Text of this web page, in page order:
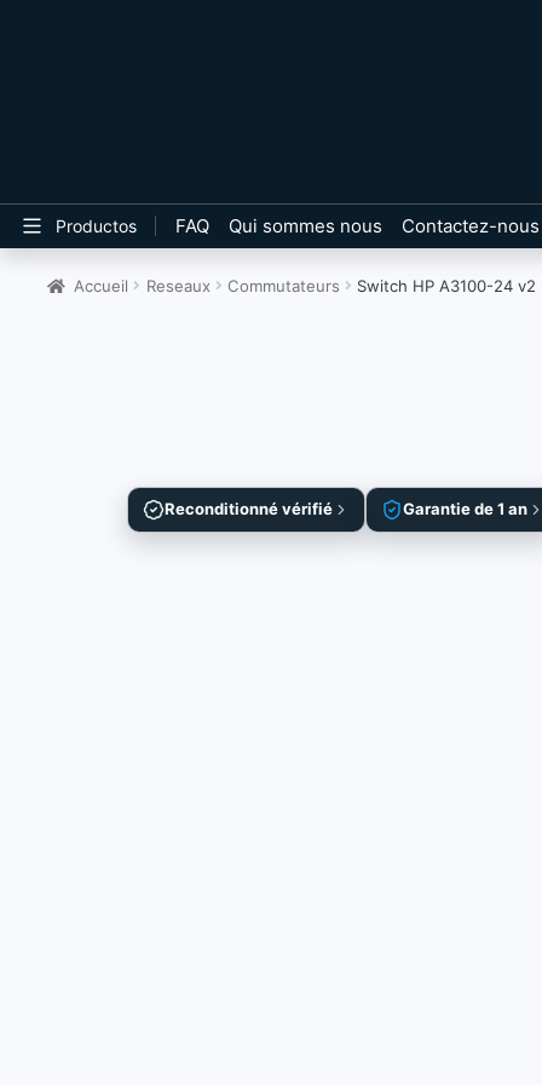
Productos FAQ Qui sommes nous Contactez-nous
Accueil Reseaux Commutateurs Switch HP A3100-24
Reconditionné vérifié Garantie de 1 an